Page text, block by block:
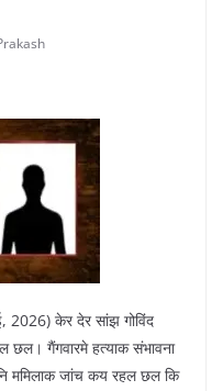
2026) केर देर सांझ गोविंद
छल। गैंगवारमे हत्याक संभावना
ममिलाक जांच कय रहल छल कि